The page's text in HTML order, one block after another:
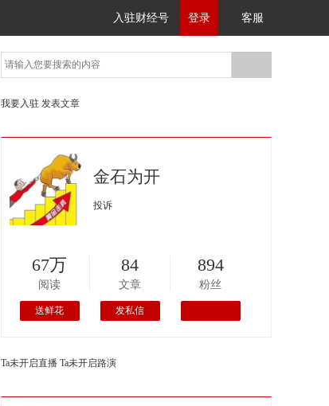
入驻财经号 登录 客服
我要入驻 发表文章
金石为开
投诉
67万
阅读
送鲜花
84
文章
发私信
894
粉丝
Ta未开启直播 Ta未开启路演